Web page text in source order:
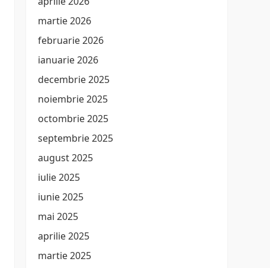
martie 2026
februarie 2026
ianuarie 2026
decembrie 2025
noiembrie 2025
octombrie 2025
septembrie 2025
august 2025
iulie 2025
iunie 2025
mai 2025
aprilie 2025
martie 2025